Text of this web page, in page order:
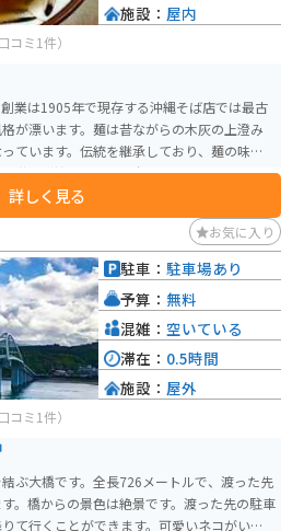
コミ1件）
業は1905年で現存する沖縄そば店では最古
が漂います。麺は昔ながらの木灰の上澄み
ています。伝統を継承しており、麺の味に
港に隣接しており、本場カツオだしも逸
オススメです。
詳しく見る
施設： 屋内
お気に入り
コミ1件）
ぶ大橋です。全長726メートルで、渡った先
。橋からの景色は絶景です。渡った先の駐車
て行くことができます。可愛いネコがいる
駐車： 駐車場あり
予算： 無料
混雑： 空いている
滞在： 0.5時間
施設： 屋外